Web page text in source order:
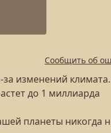
Сообщить об
изменений климата.
до 1 миллиарда
планеты никогда